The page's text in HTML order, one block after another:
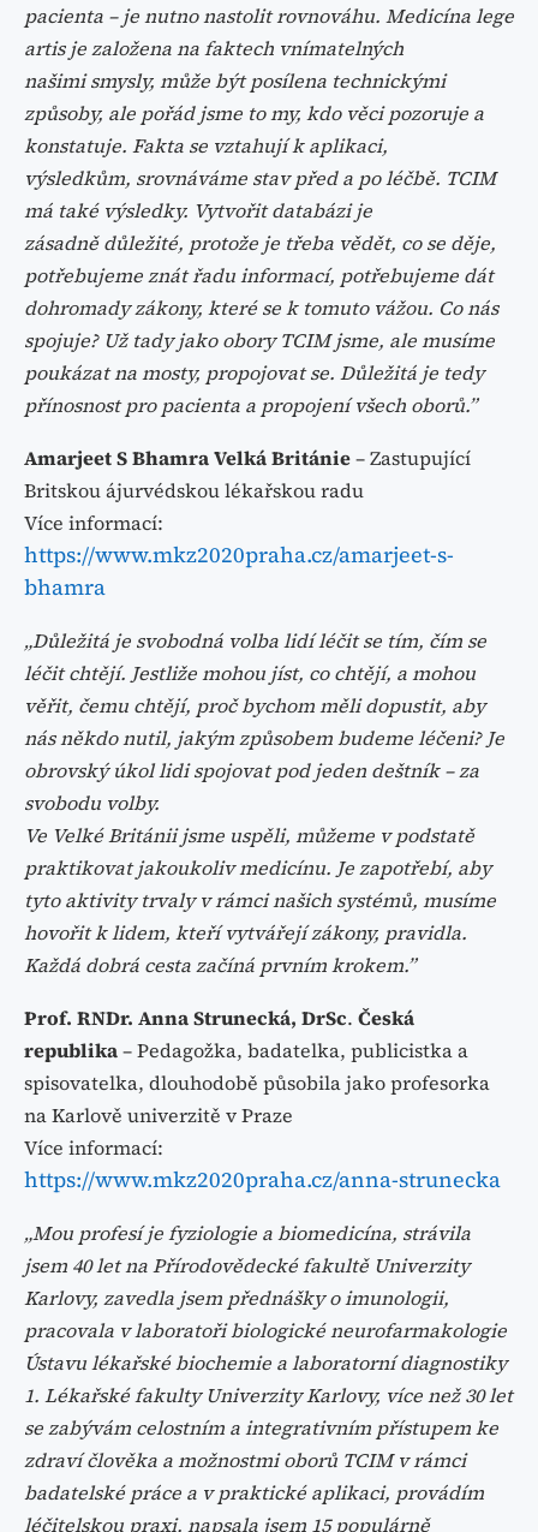
pacienta – je nutno nastolitrovnováhu. Medicína lege
artis je založena na faktech vnímatelných
našimismysly, může být posílena technickými
způsoby, ale pořád jsme to my, kdo věci pozoruje a
konstatuje. Fakta se vztahují k aplikaci,
výsledkům, srovnáváme stav před a po léčbě. TCIM
má také výsledky. Vytvořit databázi je
zásadnědůležité, protože je třeba vědět, co se děje,
potřebujeme znát řadu informací, potřebujeme dát
dohromady zákony, které se k tomuto vážou. Co nás
spojuje? Už tady jako obory TCIMjsme, ale musíme
poukázat na mosty, propojovat se. Důležitá je tedy
přínosnost pro pacienta a propojení všech oborů.”
Amarjeet S BhamraVelká Británie– Zastupující
Britskou ájurvédskou lékařskou radu
Více informací:
https://www.mkz2020praha.cz/amarjeet-s-
bhamra
„Důležitá je svobodná volba lidí léčit se tím, čím se
léčit chtějí. Jestližemohou jíst, co chtějí, a mohou
věřit, čemu chtějí, proč bychom mělidopustit, aby
nás někdo nutil, jakým způsobem budeme léčeni? Je
obrovský úkol lidi spojovat pod jeden deštník – za
svobodu volby.
Ve Velké Británii jsme uspěli, můžeme v podstatě
praktikovat jakoukolivmedicínu. Je zapotřebí, aby
tyto aktivity trvaly v rámci našich systémů, musíme
hovořitk lidem, kteří vytvářejí zákony, pravidla.
Každá dobrá cesta začíná prvním krokem.”
Prof. RNDr. Anna Strunecká, DrSc. Česká
republika– Pedagožka, badatelka, publicistka a
spisovatelka, dlouhodobě působila jako profesorka
na Karlově univerzitě v Praze
Více informací:
https://www.mkz2020praha.cz/anna-strunecka
„Mou profesí je fyziologie a biomedicína, strávila
jsem 40 let na Přírodovědecké fakultě Univerzity
Karlovy, zavedla jsem přednášky o imunologii,
pracovala v laboratoři biologické neurofarmakologie
Ústavu lékařské biochemie a laboratorní diagnostiky
1. Lékařské fakulty Univerzity Karlovy, více než 30 let
se zabývám celostním a integrativním přístupem ke
zdraví člověka a možnostmi oborů TCIM v rámci
badatelské práce a v praktické aplikaci, provádím
léčitelskou praxi, napsala jsem 15 populárně